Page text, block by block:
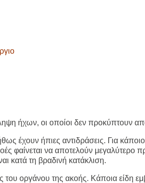
ήχων, οι οποίοι δεν προκύπτουν
έχουν ήπιες αντιδράσεις. Για
φαίνεται να αποτελούν μεγαλύτερο
κατά τη βραδινή κατάκλιση.
του οργάνου της ακοής. Κάποια είδη